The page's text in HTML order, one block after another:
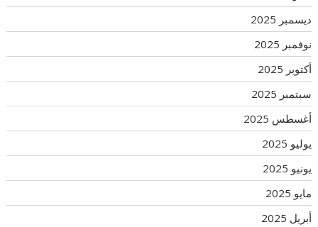
ديسمبر 2025
نوفمبر 2025
أكتوبر 2025
سبتمبر 2025
أغسطس 2025
يوليو 2025
يونيو 2025
مايو 2025
أبريل 2025